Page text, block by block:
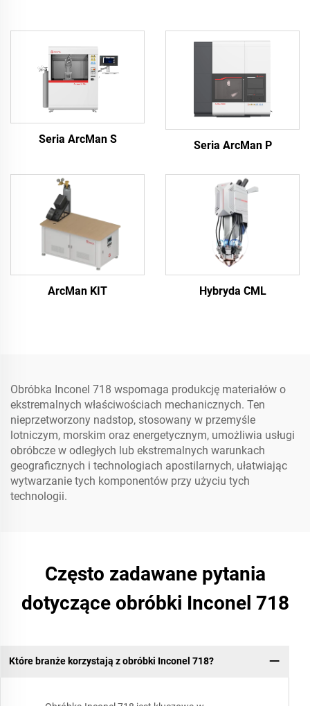
Seria ArcMan S Seria ArcMan P
ArcMan KIT Hybryda CML
Obróbka Inconel 718 wspomaga produkcję materiałów o
ekstremalnych właściwościach mechanicznych. Ten
nieprzetworzony nadstop, stosowany w przemyśle
lotniczym, morskim oraz energetycznym, umożliwia usługi
obróbcze w odległych lub ekstremalnych warunkach
geograficznych i technologiach apostilarnych, ułatwiając
wytwarzanie tych komponentów przy użyciu tych
technologii.
Często zadawane pytania
dotyczące obróbki Inconel 718
Które branże korzystają z obróbki Inconel 718?